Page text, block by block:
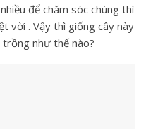
để chăm sóc chúng thì
vời . Vậy thì giống cây này
như thế nào?